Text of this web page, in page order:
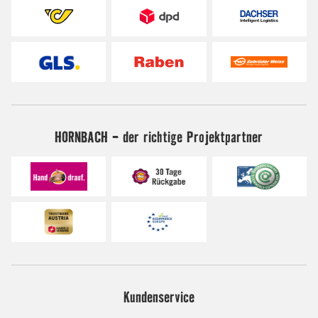
HORNBACH - der richtige Projektpartner
Kundenservice